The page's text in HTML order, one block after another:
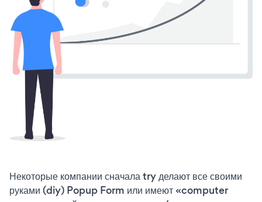
Некоторые компании сначала try делают все своими
руками (diy) Popup Form или имеют «computer